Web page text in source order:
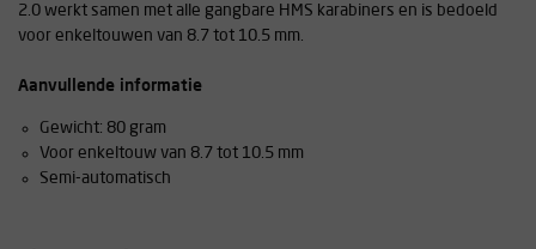
2.0 werkt samen met alle gangbare HMS karabiners en is bedoeld
voor enkeltouwen van 8.7 tot 10.5 mm.
Aanvullende informatie
Gewicht: 80 gram
Voor enkeltouw van 8.7 tot 10.5 mm
Semi-automatisch